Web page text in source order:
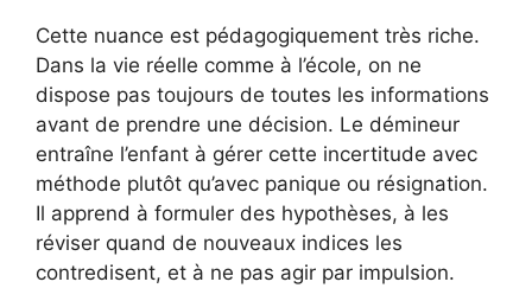
Cette nuance est pédagogiquement très riche.
Dans la vie réelle comme à l’école, on ne
dispose pas toujours de toutes les informations
avant de prendre une décision. Le démineur
entraîne l’enfant à gérer cette incertitude avec
méthode plutôt qu’avec panique ou résignation.
Il apprend à formuler des hypothèses, à les
réviser quand de nouveaux indices les
contredisent, et à ne pas agir par impulsion.